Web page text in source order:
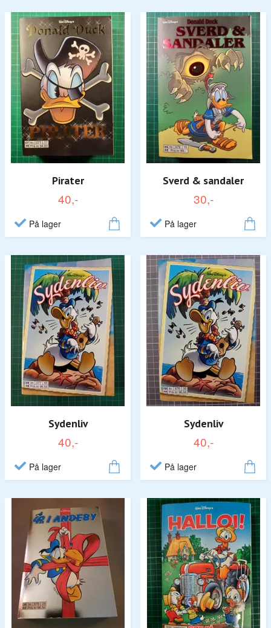
Pirater
40,-
På lager
Sverd & sandaler
30,-
På lager
Sydenliv
40,-
På lager
Sydenliv
40,-
På lager